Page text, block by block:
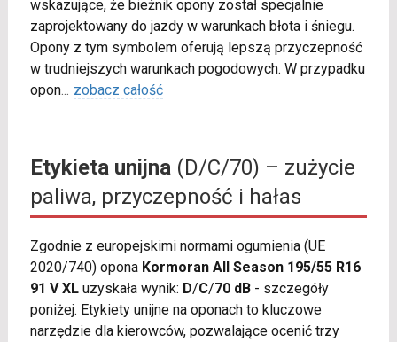
wskazujące, że bieżnik opony został specjalnie
zaprojektowany do jazdy w warunkach błota i śniegu.
Opony z tym symbolem oferują lepszą przyczepność
w trudniejszych warunkach pogodowych. W przypadku
opon... zobacz całość
Etykieta unijna(D/C/70) – zużycie
paliwa, przyczepność i hałas
Zgodnie z europejskimi normami ogumienia (UE
2020/740) opona Kormoran All Season 195/55 R16
91 V XLuzyskała wynik: D/C/70 dB- szczegóły
poniżej. Etykiety unijne na oponach to kluczowe
narzędzie dla kierowców, pozwalające ocenić trzy